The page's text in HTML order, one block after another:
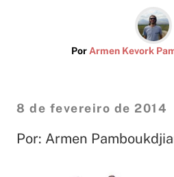
Por Armen Kevork
8 de fevereiro de 2014
Por: Armen